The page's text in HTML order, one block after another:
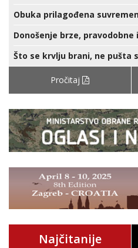
Obuka prilagođena
Donošenje brze, pravodobne
Što se krvlju brani, ne pušta
Pročitaj
Najčitanije